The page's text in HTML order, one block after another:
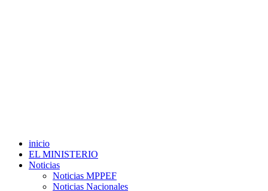
inicio
EL MINISTERIO
Noticias
Noticias MPPEF
Noticias Nacionales